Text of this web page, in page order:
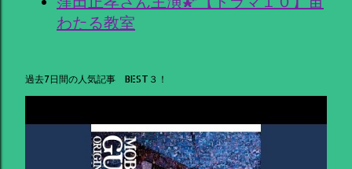
わたる教室
過去7日間の人気記事 BEST３！